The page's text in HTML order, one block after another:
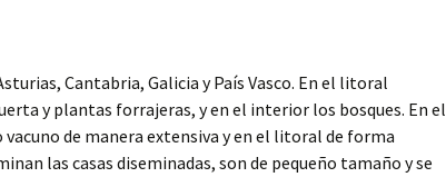
Cantabria, Galicia y País Vasco. En el litoral
y plantas forrajeras, y en el interior los bosques. En el
de manera extensiva y en el litoral de forma
las casas diseminadas, son de pequeño tamaño y se